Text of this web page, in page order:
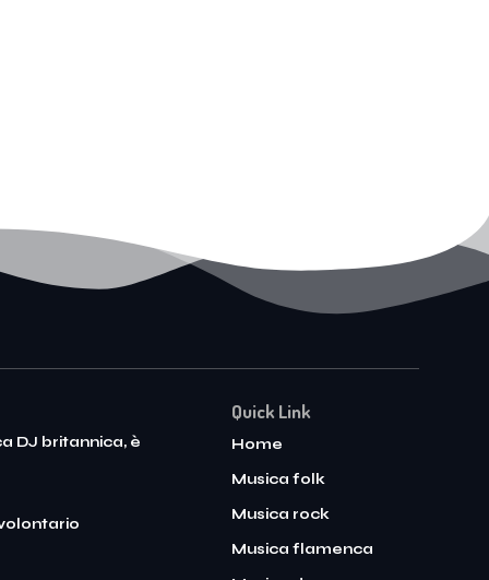
DJ britannica, è
Quick Link
Home
Musica folk
Musica rock
Musica flamenca